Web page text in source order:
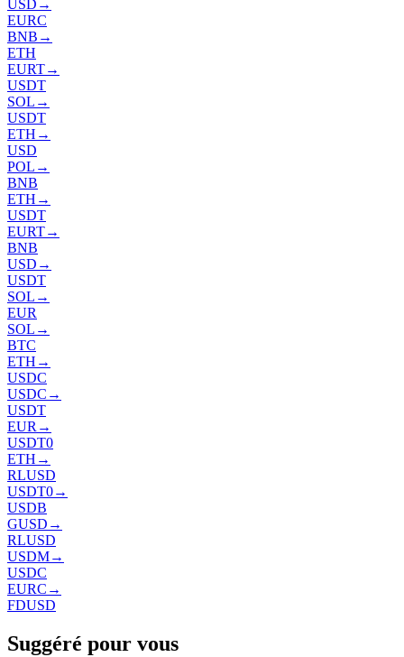
USD →
EURC
BNB →
ETH
EURT→
USDT
SOL →
USDT
ETH →
USD
POL →
BNB
ETH →
USDT
EURT→
BNB
USD →
USDT
SOL →
EUR
SOL →
BTC
ETH →
USDC
USDC →
USDT
EUR →
USDT0
ETH →
RLUSD
USDT0→
USDB
GUSD →
RLUSD
USDM→
USDC
EURC →
FDUSD
Suggéré pour vous